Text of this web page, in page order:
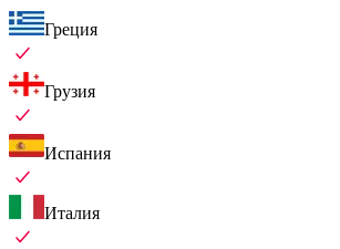
Греция
Грузия
Испания
Италия